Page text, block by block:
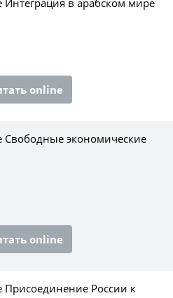
online
Свободные экономические
online
России к